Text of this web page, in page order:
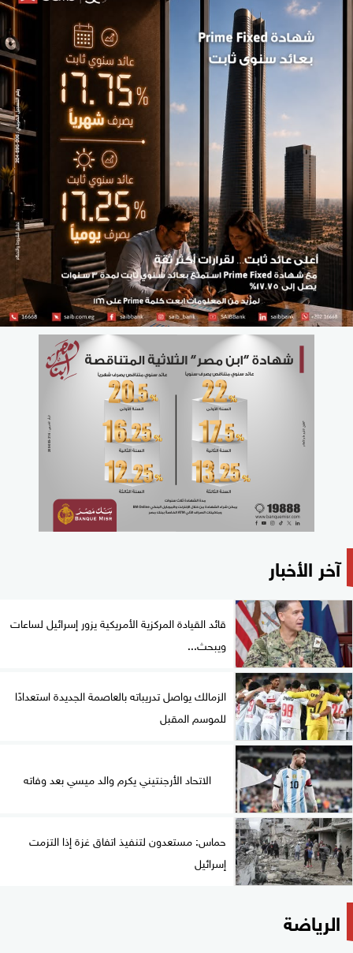
آخر الأخبار
قائد القيادة المركزية الأمريكية يزور إسرائيل لساعات
ويبحث...
الزمالك يواصل تدريباته بالعاصمة الجديدة استعدادًا
للموسم المقبل
الاتحاد الأرجنتيني يكرم والد ميسي بعد وفاته
حماس: مستعدون لتنفيذ اتفاق غزة إذا التزمت
إسرائيل
الرياضة